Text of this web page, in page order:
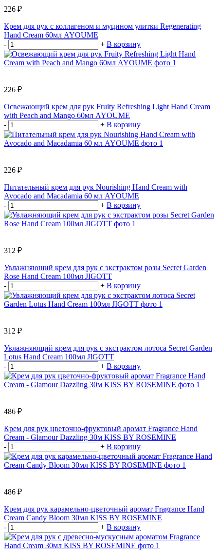
226 ₽
Крем для рук с коллагеном и муцином улитки Regenerating
Hand Cream 60мл AYOUME
-
+ В корзину
226 ₽
Освежающий крем для рук Fruity Refreshing Light Hand Cream
with Peach and Mango 60мл AYOUME
-
+ В корзину
226 ₽
Питательный крем для рук Nourishing Hand Cream with
Avocado and Macadamia 60 мл AYOUME
-
+ В корзину
312 ₽
Увлажняющий крем для рук с экстрактом розы Secret Garden
Rose Hand Cream 100мл JIGOTT
-
+ В корзину
312 ₽
Увлажняющий крем для рук с экстрактом лотоса Secret Garden
Lotus Hand Cream 100мл JIGOTT
-
+ В корзину
486 ₽
Крем для рук цветочно-фруктовый аромат Fragrance Hand
Cream - Glamour Dazzling 30м KISS BY ROSEMINE
-
+ В корзину
486 ₽
Крем для рук карамельно-цветочный аромат Fragrance Hand
Cream Candy Bloom 30мл KISS BY ROSEMINE
-
+ В корзину